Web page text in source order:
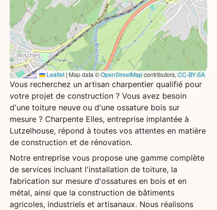
Leaflet | Map data ©OpenStreetMapcontributors, CC-BY-SA
Vous recherchez un artisan charpentier qualifié pour
votre projet de construction ? Vous avez besoin
d'une toiture neuve ou d'une ossature bois sur
mesure ? Charpente Elles, entreprise implantée à
Lutzelhouse, répond à toutes vos attentes en matière
de construction et de rénovation.
Notre entreprise vous propose une gamme complète
de services incluant l'installation de toiture, la
fabrication sur mesure d'ossatures en bois et en
métal, ainsi que la construction de bâtiments
agricoles, industriels et artisanaux. Nous réalisons